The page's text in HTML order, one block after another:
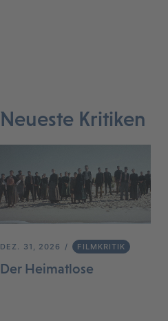
Neueste Kritiken
DEZ. 31, 2026 FILMKRITIK
Der Heimatlose